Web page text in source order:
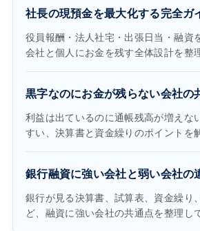
社長の現預金を最大化する完全ガ
役員報酬・法人社宅・出張日当・融資
会社と個人にお金を残す全体設計を整
黒字なのにお金が残らない会社の
利益は出ているのに通帳残高が増えな
すい、決算書と資金繰りのポイントを
銀行融資に強い会社と弱い会社の
銀行が見る決算書、試算表、資金繰り
ど、融資に強い会社の共通点を整理し